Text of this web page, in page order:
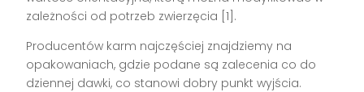
zależności od potrzeb zwierzęcia [1].
Producentów karm najczęściej znajdziemy na
opakowaniach, gdzie podane są zalecenia co do
dziennej dawki, co stanowi dobry punkt wyjścia.